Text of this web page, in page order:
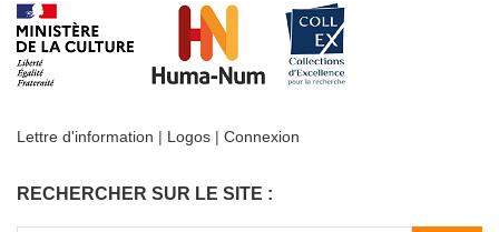
Lettre d'information | Logos | Connexion
RECHERCHER SUR LE SITE :